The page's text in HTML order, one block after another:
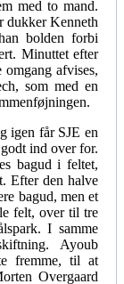
med to mand.
dukker Kenneth
bolden forbi
Minuttet efter
afvises,
som med en
igen får SJE en
ind over for.
bagud i feltet,
Efter den halve
bagud, men et
felt, over til tre
I samme
Ayoub
fremme, til at
Overgaard